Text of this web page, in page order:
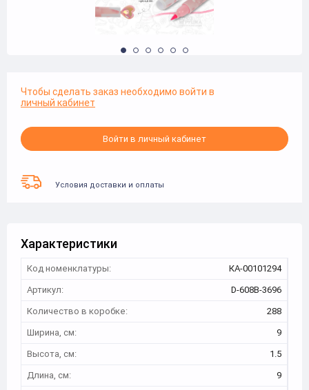
Чтобы сделать заказ необходимо войти в
личный кабинет
Войти в личный кабинет
Условия доставки и оплаты
Характеристики
Код номенклатуры:
КА-00101294
Артикул:
D-608B-3696
Количество в коробке:
288
Ширина, см:
9
Высота, см:
1.5
Длина, см:
9